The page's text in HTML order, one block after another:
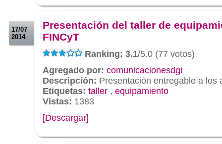
17/07
2014
Presentación del taller de
FINCyT
Ranking: 3.1/5.0 (77 votos)
Agregado por: comunicacionesdgi
Descripción: Presentación entregable a los
Etiquetas: taller , equipamiento
Vistas: 1383
[Descargar]